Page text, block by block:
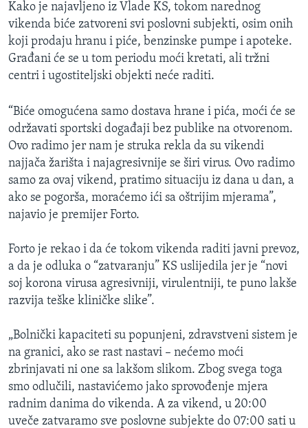
Kako je najavljeno iz Vlade KS, tokom narednog
vikenda biće zatvoreni svi poslovni subjekti, osim onih
koji prodaju hranu i piće, benzinske pumpe i apoteke.
Građani će se u tom periodu moći kretati, ali tržni
centri i ugostiteljski objekti neće raditi.
“Biće omogućena samo dostava hrane i pića, moći će se
održavati sportski događaji bez publike na otvorenom.
Ovo radimo jer nam je struka rekla da su vikendi
najjača žarišta i najagresivnije se širi virus. Ovo radimo
samo za ovaj vikend, pratimo situaciju iz dana u dan, a
ako se pogorša, moraćemo ići sa oštrijim mjerama”,
najavio je premijer Forto.
Forto je rekao i da će tokom vikenda raditi javni prevoz,
a da je odluka o “zatvaranju” KS uslijedila jer je “novi
soj korona virusa agresivniji, virulentniji, te puno lakše
razvija teške kliničke slike”.
„Bolnički kapaciteti su popunjeni, zdravstveni sistem je
na granici, ako se rast nastavi – nećemo moći
zbrinjavati ni one sa lakšom slikom. Zbog svega toga
smo odlučili, nastavićemo jako sprovođenje mjera
radnim danima do vikenda. A za vikend, u 20:00
uveče zatvaramo sve poslovne subjekte do 07:00 sati u